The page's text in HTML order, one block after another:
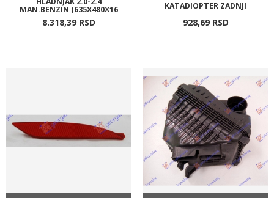
MAN.BENZIN (635X480X16
8.318,39 RSD
KATADIOPTER ZADNJI
928,69 RSD